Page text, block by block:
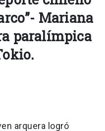
Mariana
paralímpica
arquera logró